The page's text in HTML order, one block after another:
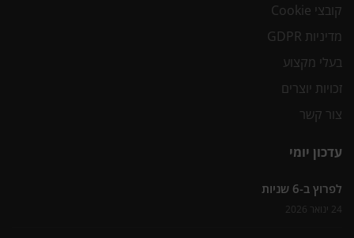
קובצי Cookie
מדיניות GDPR
בעלי מקצוע
זכויות יוצרים
צור קשר
עדכון יומי
לפרוץ ב-6 שניות
24 ינואר 2026